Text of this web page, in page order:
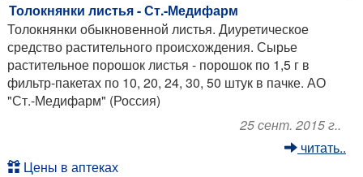
Толокнянки листья - Ст.-Медифарм
Толокнянки обыкновенной листья. Диуретическое
средство растительного происхождения. Сырье
растительное порошок листья - порошок по 1,5 г в
фильтр-пакетах по 10, 20, 24, 30, 50 штук в пачке. АО
"Ст.-Медифарм" (Россия)
25 сент. 2015 г..
читать..
Цены в аптеках